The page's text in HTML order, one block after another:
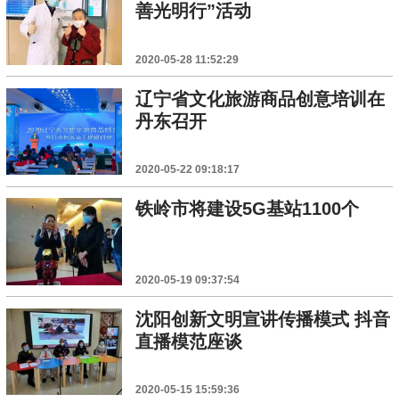
善光明行”活动
2020-05-28 11:52:29
辽宁省文化旅游商品创意培训在
丹东召开
2020-05-22 09:18:17
铁岭市将建设5G基站1100个
2020-05-19 09:37:54
沈阳创新文明宣讲传播模式 抖音
直播模范座谈
2020-05-15 15:59:36